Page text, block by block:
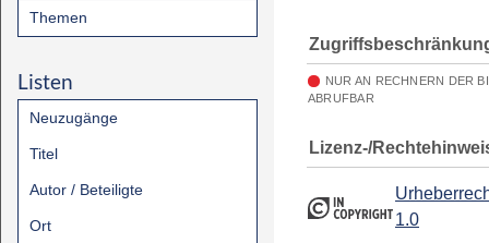
Themen
Listen
Neuzugänge
Titel
Autor / Beteiligte
Ort
NUR AN RECHNERN DER
ABRUFBAR
Lizenz-/
1.0